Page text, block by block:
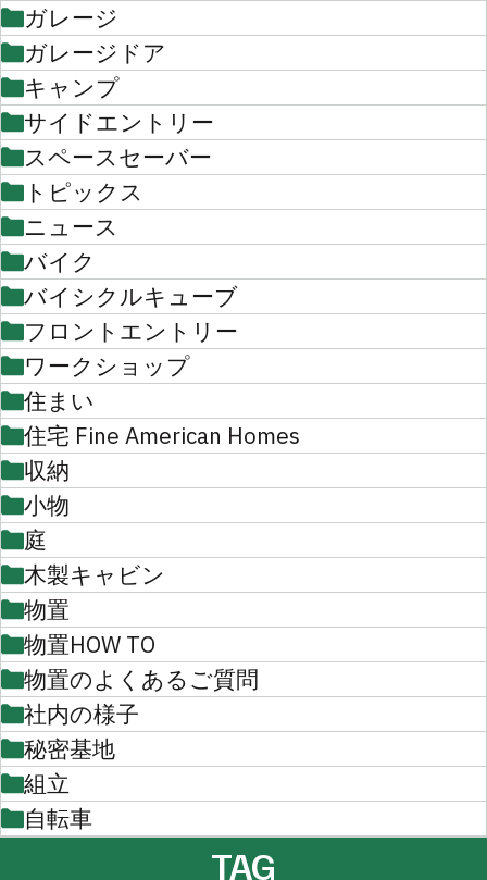
ガレージ
ガレージドア
キャンプ
サイドエントリー
スペースセーバー
トピックス
ニュース
バイク
バイシクルキューブ
フロントエントリー
ワークショップ
住まい
住宅 Fine American Homes
収納
小物
庭
木製キャビン
物置
物置HOW TO
物置のよくあるご質問
社内の様子
秘密基地
組立
自転車
TAG